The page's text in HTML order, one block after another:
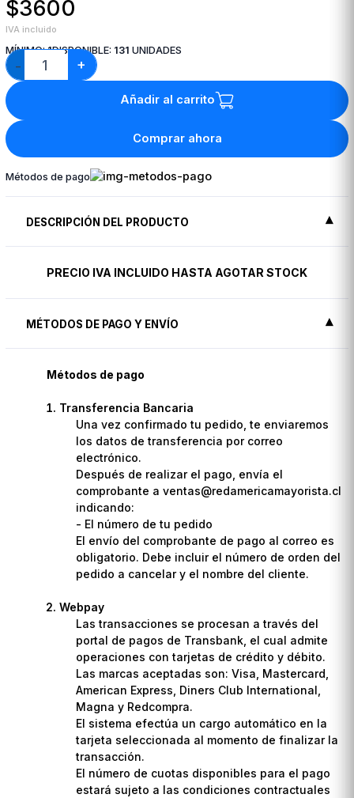
$3600
IVA incluido
MÍNIMO:1DISPONIBLE: 131 UNIDADES
− +
Añadir al carrito
Comprar ahora
Métodos de pago
DESCRIPCIÓN DEL PRODUCTO
PRECIO IVA INCLUIDO HASTA AGOTAR STOCK
MÉTODOS DE PAGO Y ENVÍO
Métodos de pago
Transferencia Bancaria
Una vez confirmado tu pedido, te enviaremos
los datos de transferencia por correo
electrónico.
Después de realizar el pago, envía el
comprobante a ventas@redamericamayorista.cl
indicando:
- El número de tu pedido
El envío del comprobante de pago al correo es
obligatorio. Debe incluir el número de orden del
pedido a cancelar y el nombre del cliente.
Webpay
Las transacciones se procesan a través del
portal de pagos de Transbank, el cual admite
operaciones con tarjetas de crédito y débito.
Las marcas aceptadas son: Visa, Mastercard,
American Express, Diners Club International,
Magna y Redcompra.
El sistema efectúa un cargo automático en la
tarjeta seleccionada al momento de finalizar la
transacción.
El número de cuotas disponibles para el pago
estará sujeto a las condiciones contractuales